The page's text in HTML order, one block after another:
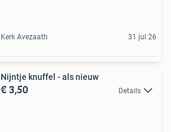
Kerk Avezaath 31 jul 26
Nijntje knuffel - als nieuw
€ 3,50 Details